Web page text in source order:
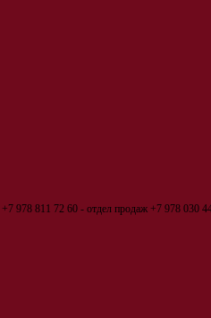
+7 978 811 72 60 - отдел продаж +7 978 030